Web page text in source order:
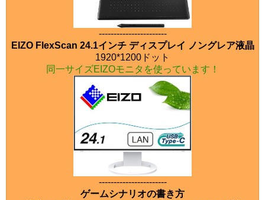
-----------------------
EIZO FlexScan 24.1インチ ディスプレイ ノングレア液晶
1920*1200ドット
同一サイズEIZOモニタを使っています！
-----------------------
ゲームシナリオの書き方